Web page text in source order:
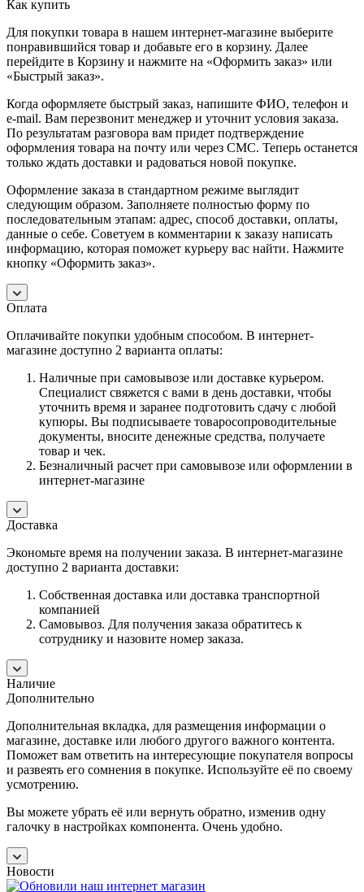
Как купить
Для покупки товара в нашем интернет-магазине выберите
понравившийся товар и добавьте его в корзину. Далее
перейдите в Корзину и нажмите на «Оформить заказ» или
«Быстрый заказ».
Когда оформляете быстрый заказ, напишите ФИО, телефон и
e-mail. Вам перезвонит менеджер и уточнит условия заказа.
По результатам разговора вам придет подтверждение
оформления товара на почту или через СМС. Теперь останется
только ждать доставки и радоваться новой покупке.
Оформление заказа в стандартном режиме выглядит
следующим образом. Заполняете полностью форму по
последовательным этапам: адрес, способ доставки, оплаты,
данные о себе. Советуем в комментарии к заказу написать
информацию, которая поможет курьеру вас найти. Нажмите
кнопку «Оформить заказ».
Оплата
Оплачивайте покупки удобным способом. В интернет-
магазине доступно 2 варианта оплаты:
Наличные при самовывозе или доставке курьером.
Специалист свяжется с вами в день доставки, чтобы
уточнить время и заранее подготовить сдачу с любой
купюры. Вы подписываете товаросопроводительные
документы, вносите денежные средства, получаете
товар и чек.
Безналичный расчет при самовывозе или оформлении в
интернет-магазине
Доставка
Экономьте время на получении заказа. В интернет-магазине
доступно 2 варианта доставки:
Собственная доставка или доставка транспортной
компанией
Самовывоз. Для получения заказа обратитесь к
сотруднику и назовите номер заказа.
Наличие
Дополнительно
Дополнительная вкладка, для размещения информации о
магазине, доставке или любого другого важного контента.
Поможет вам ответить на интересующие покупателя вопросы
и развеять его сомнения в покупке. Используйте её по своему
усмотрению.
Вы можете убрать её или вернуть обратно, изменив одну
галочку в настройках компонента. Очень удобно.
Новости